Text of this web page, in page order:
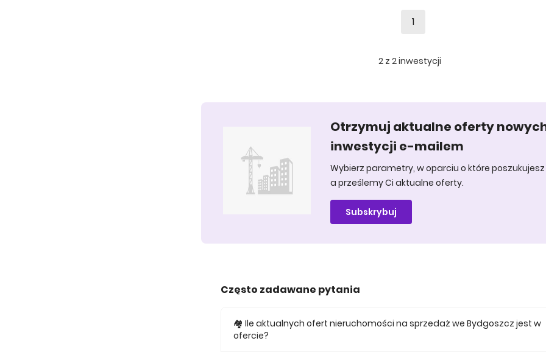
1
2z 2inwestycji
Otrzymuj aktualne oferty
inwestycji e-mailem
Wybierz parametry, w oparciu o które
a prześlemy Ci aktualne oferty.
Subskrybuj
Często zadawane pytania
🏘️ Ile aktualnych ofert nieruchomości na sprzedaż we Bydgoszcz jest w
ofercie?